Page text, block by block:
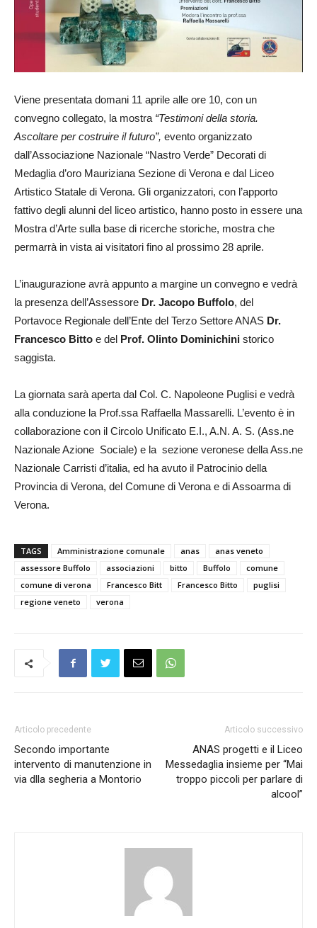
Viene presentata domani 11 aprile alle ore 10, con un
convegno collegato, la mostra “Testimoni della storia.
Ascoltare per costruire il futuro”, evento organizzato
dall’Associazione Nazionale “Nastro Verde” Decorati di
Medaglia d’oro Mauriziana Sezione di Verona e dal Liceo
Artistico Statale di Verona. Gli organizzatori, con l’apporto
fattivo degli alunni del liceo artistico, hanno posto in essere una
Mostra d’Arte sulla base di ricerche storiche, mostra che
permarrà in vista ai visitatori fino al prossimo 28 aprile.
L’inaugurazione avrà appunto a margine un convegno e vedrà
la presenza dell’Assessore Dr. Jacopo Buffolo, del
Portavoce Regionale dell’Ente del Terzo Settore ANAS Dr.
Francesco Bitto e del Prof. Olinto Dominichini storico
saggista.
La giornata sarà aperta dal Col. C. Napoleone Puglisi e vedrà
alla conduzione la Prof.ssa Raffaella Massarelli. L’evento è in
collaborazione con il Circolo Unificato E.I., A.N. A. S. (Ass.ne
Nazionale Azione Sociale) e la sezione veronese della Ass.ne
Nazionale Carristi d’italia, ed ha avuto il Patrocinio della
Provincia di Verona, del Comune di Verona e di Assoarma di
Verona.
TAGS Amministrazione comunale anas
anas veneto
assessore Buffolo
associazioni bitto Buffolo
comune
comune di verona
Francesco Bitt Francesco Bitto
puglisi
regione veneto
verona
Articolo precedente
Secondo importante
intervento di manutenzione in
via dlla segheria a Montorio
Articolo successivo
ANAS progetti e il Liceo
Messedaglia insieme per “Mai
troppo piccoli per parlare di
alcool”